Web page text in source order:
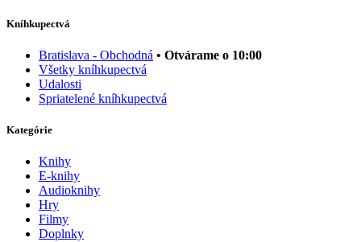
Kníhkupectvá
Bratislava - Obchodná • Otvárame o 10:00
Všetky kníhkupectvá
Udalosti
Spriatelené kníhkupectvá
Kategórie
Knihy
E-knihy
Audioknihy
Hry
Filmy
Doplnky